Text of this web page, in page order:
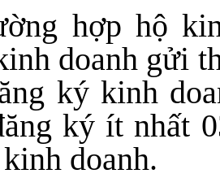
hợp hộ
doanh gửi
ký kinh
ký ít nhất
doanh.